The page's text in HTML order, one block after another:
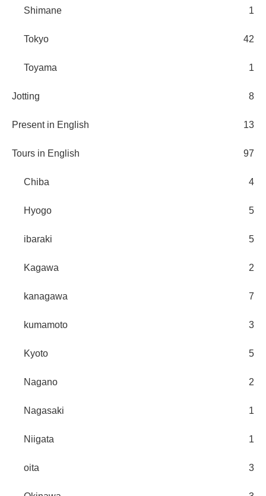
Shimane 1
Tokyo 42
Toyama 1
Jotting 8
Present in English 13
Tours in English 97
Chiba 4
Hyogo 5
ibaraki 5
Kagawa 2
kanagawa 7
kumamoto 3
Kyoto 5
Nagano 2
Nagasaki 1
Niigata 1
oita 3